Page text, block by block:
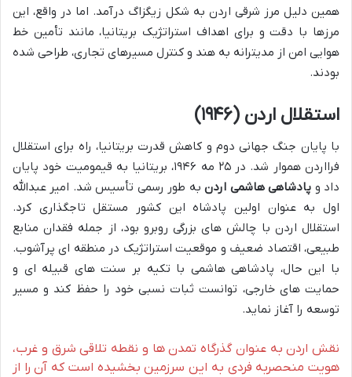
همین دلیل مرز شرقی اردن به شکل زیگزاگ درآمد. اما در واقع، این
مرزها با دقت و برای اهداف استراتژیک بریتانیا، مانند تأمین خط
هوایی امن از مدیترانه به هند و کنترل مسیرهای تجاری، طراحی شده
بودند.
استقلال اردن (۱۹۴۶)
با پایان جنگ جهانی دوم و کاهش قدرت بریتانیا، راه برای استقلال
فرااردن هموار شد. در ۲۵ مه ۱۹۴۶، بریتانیا به قیمومیت خود پایان
داد و پادشاهی هاشمی اردنبه طور رسمی تأسیس شد. امیر عبدالله
اول به عنوان اولین پادشاه این کشور مستقل تاجگذاری کرد.
استقلال اردن با چالش های بزرگی روبرو بود، از جمله فقدان منابع
طبیعی، اقتصاد ضعیف و موقعیت استراتژیک در منطقه ای پرآشوب.
با این حال، پادشاهی هاشمی با تکیه بر سنت های قبیله ای و
حمایت های خارجی، توانست ثبات نسبی خود را حفظ کند و مسیر
توسعه را آغاز نماید.
نقش اردن به عنوان گذرگاه تمدن ها و نقطه تلاقی شرق و غرب،
هویت منحصربه فردی به این سرزمین بخشیده است که آن را از